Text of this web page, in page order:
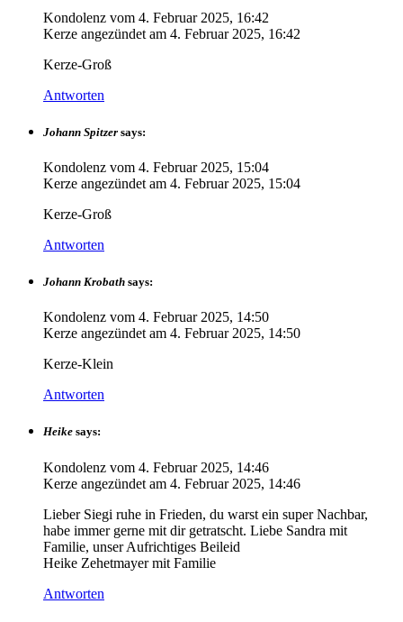
Kondolenz vom 4. Februar 2025, 16:42
Kerze angezündet am 4. Februar 2025, 16:42
Kerze-Groß
Antworten
Johann Spitzer says:
Kondolenz vom 4. Februar 2025, 15:04
Kerze angezündet am 4. Februar 2025, 15:04
Kerze-Groß
Antworten
Johann Krobath says:
Kondolenz vom 4. Februar 2025, 14:50
Kerze angezündet am 4. Februar 2025, 14:50
Kerze-Klein
Antworten
Heike says:
Kondolenz vom 4. Februar 2025, 14:46
Kerze angezündet am 4. Februar 2025, 14:46
Lieber Siegi ruhe in Frieden, du warst ein super Nachbar,
habe immer gerne mit dir getratscht. Liebe Sandra mit
Familie, unser Aufrichtiges Beileid
Heike Zehetmayer mit Familie
Antworten